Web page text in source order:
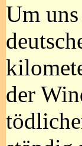
Um
der